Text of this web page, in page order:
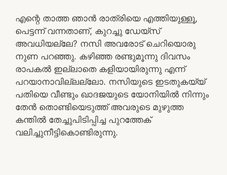
എന്റെ താത്ത ഞാൻ രാത്രിയെ എത്തിയുള്ളൂ,
പെട്ടന്ന് വന്നതാണ്, കുറച്ചു ഡേയ്‌സ്
അവധിയല്ലേ? നസി അവരോട് ചെറിയൊരു
നുണ പറഞ്ഞു. കഴിഞ്ഞ രണ്ടുമൂന്നു ദിവസം
രാപകൽ ഇല്ലാതെ കളിയായിരുന്നു എന്ന്
പറയാനാവില്ലല്ലോ. നസിയുടെ ഇടതുകയ്യ്
പതിയെ വീണ്ടും ഖാദജയുടെ യോനിയിൽ നിന്നും
തേൻ തൊണ്ടിയെടുത്ത് അവരുടെ മുഴുത്ത
കന്തിൽ തേച്ചുപിടിപ്പിച്ച പുറത്തേക്
വലിച്ചുനീട്ടികൊണ്ടിരുന്നു.